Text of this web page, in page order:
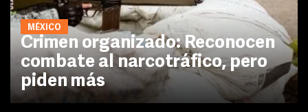
MÉXICO
Crimen organizado: Reconocen
combate al narcotráfico, pero
piden más